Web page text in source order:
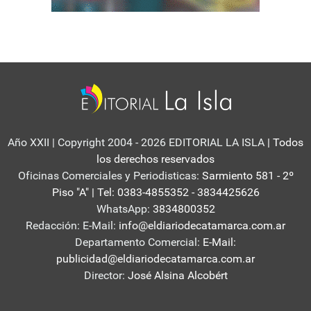
Año XXII | Copyright 2004 - 2026 EDITORIAL LA ISLA | Todos
los derechos reservados
Oficinas Comerciales y Periodisticas: Sarmiento 581 - 2º
Piso "A" | Tel: 0383-4855352 - 3834425626
WhatsApp: 3834800352
Redacción: E-Mail: info@eldiariodecatamarca.com.ar
Departamento Comercial: E-Mail:
publicidad@eldiariodecatamarca.com.ar
Director: José Alsina Alcobért